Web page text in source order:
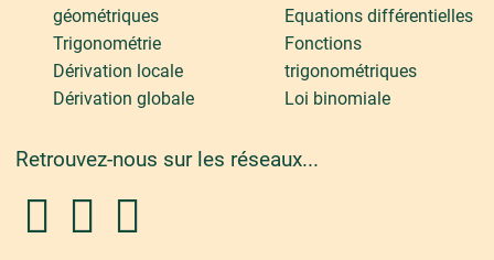
géométriques
Trigonométrie
Dérivation locale
Dérivation globale
Equations différentielles
Fonctions
trigonométriques
Loi binomiale
Retrouvez-nous sur les réseaux...